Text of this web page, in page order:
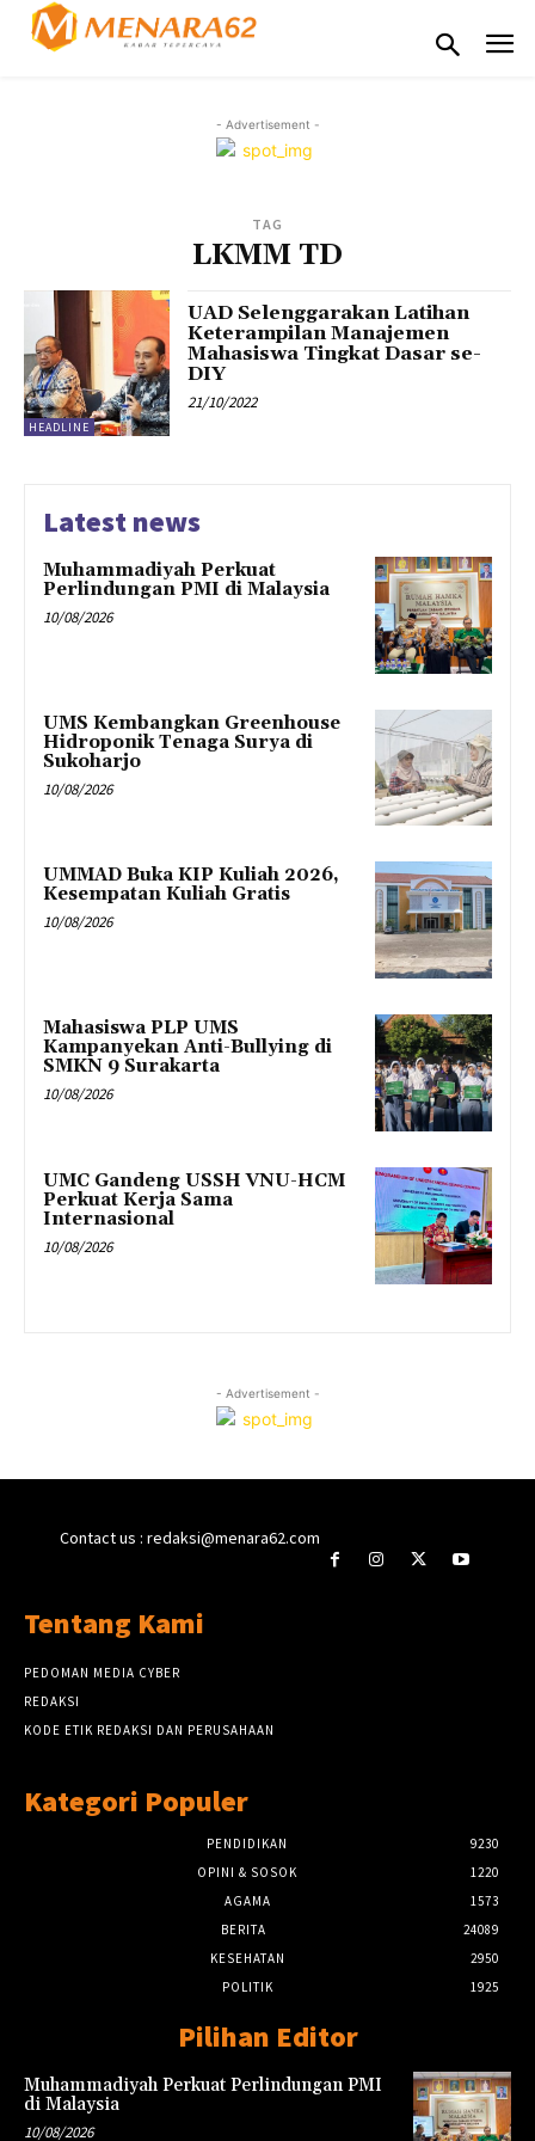
- Advertisement -
TAG
LKMM TD
HEADLINE
UAD Selenggarakan Latihan
Keterampilan Manajemen
Mahasiswa Tingkat Dasar se-
DIY
21/10/2022
Latest news
Muhammadiyah Perkuat
Perlindungan PMI di Malaysia
10/08/2026
UMS Kembangkan Greenhouse
Hidroponik Tenaga Surya di
Sukoharjo
10/08/2026
UMMAD Buka KIP Kuliah 2026,
Kesempatan Kuliah Gratis
10/08/2026
Mahasiswa PLP UMS
Kampanyekan Anti-Bullying di
SMKN 9 Surakarta
10/08/2026
UMC Gandeng USSH VNU-HCM
Perkuat Kerja Sama
Internasional
10/08/2026
- Advertisement -
Contact us : redaksi@menara62.com
Tentang Kami
PEDOMAN MEDIA CYBER
REDAKSI
KODE ETIK REDAKSI DAN PERUSAHAAN
Kategori Populer
PENDIDIKAN
9230
OPINI & SOSOK
1220
AGAMA
1573
BERITA
24089
KESEHATAN
2950
POLITIK
1925
Pilihan Editor
Muhammadiyah Perkuat Perlindungan PMI
di Malaysia
10/08/2026